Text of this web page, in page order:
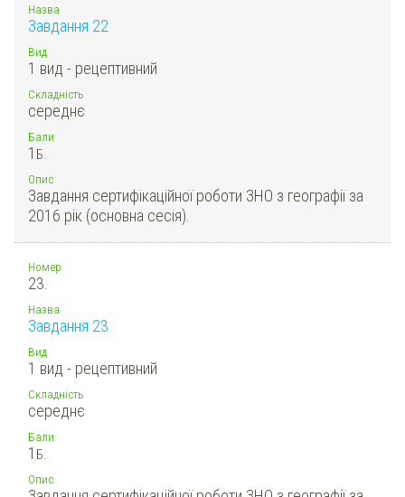
Назва
Завдання 22
Вид
1 вид - рецептивний
Складність
середнє
Бали
1 Б.
Опис
Завдання сертифікаційної роботи ЗНО з географії за
2016 рік (основна сесія).
Номер
23.
Назва
Завдання 23
Вид
1 вид - рецептивний
Складність
середнє
Бали
1 Б.
Опис